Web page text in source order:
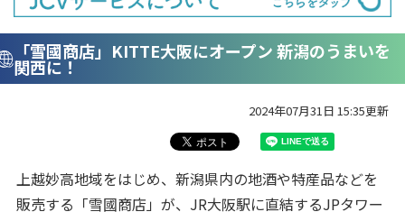
「雪國商店」KITTE大阪にオープン 新潟のうまいを
関西に！
2024年07月31日 15:35更新
上越妙高地域をはじめ、新潟県内の地酒や特産品などを
販売する「雪國商店」が、JR大阪駅に直結するJPタワー